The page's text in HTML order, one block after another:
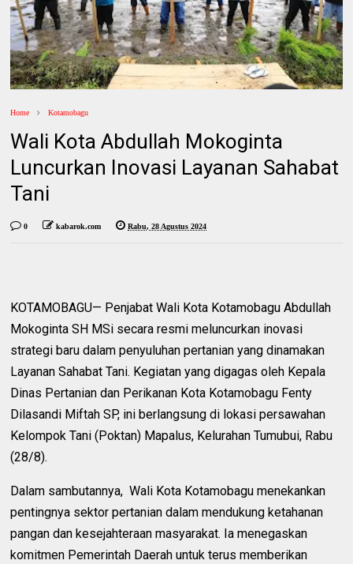
Home Kotamobagu
Wali Kota Abdullah Mokoginta
Luncurkan Inovasi Layanan Sahabat
Tani
0 kabarok.com Rabu, 28 Agustus 2024
KOTAMOBAGU— Penjabat Wali Kota Kotamobagu Abdullah
Mokoginta SH MSi secara resmi meluncurkan inovasi
strategi baru dalam penyuluhan pertanian yang dinamakan
Layanan Sahabat Tani. Kegiatan yang digagas oleh Kepala
Dinas Pertanian dan Perikanan Kota Kotamobagu Fenty
Dilasandi Miftah SP, ini berlangsung di lokasi persawahan
Kelompok Tani (Poktan) Mapalus, Kelurahan Tumubui, Rabu
(28/8).
Dalam sambutannya, Wali Kota Kotamobagu menekankan
pentingnya sektor pertanian dalam mendukung ketahanan
pangan dan kesejahteraan masyarakat. Ia menegaskan
komitmen Pemerintah Daerah untuk terus memberikan